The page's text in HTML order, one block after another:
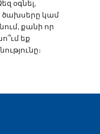
օգնել,
ծախսերը կամ
քանի որ
եք